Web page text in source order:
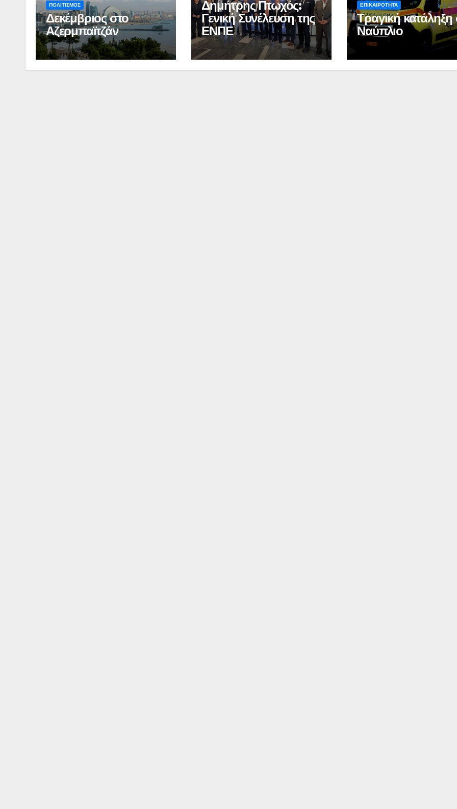
ΠΟΛΙΤΙΣΜΟΣ
Δεκέμβριος στο
Αζερμπαϊτζάν
Δημήτρης Πτωχός:
Γενική Συνέλευση της
ΕΝΠΕ
ΕΠΙΚΑΙΡΟΤΗΤΑ
Τραγική κατάληξη
Ναύπλιο